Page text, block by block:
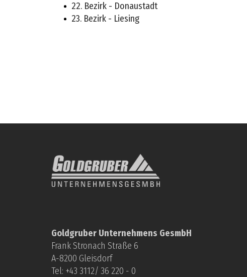
22. Bezirk - Donaustadt
23. Bezirk - Liesing
Goldgruber Unternehmens GesmbH
Frank Stronach Straße 6
A-8200 Gleisdorf
Tel: +43 3112/ 36 220 - 0